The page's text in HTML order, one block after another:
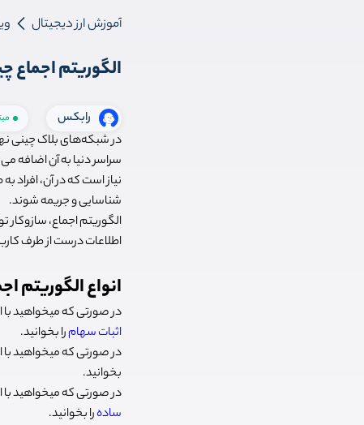
آموزش ارز دیجیتال
الگوریتم اجماع
رابکس
در شبکه‌های بلاک چینی
سراسر دنیا به آن اضافه
نیاز است که در آن، افراد
شناسایی و جریمه شوند.
الگوریتم اجماع، سازوکار
اطلاعات درست از طرف
انواع الگوریتم
در صورتی که میخواهید با
اثبات سهامرا بخوانید.
در صورتی که میخواهید با
بخوانید.
در صورتی که میخواهید با
سادهرا بخوانید.